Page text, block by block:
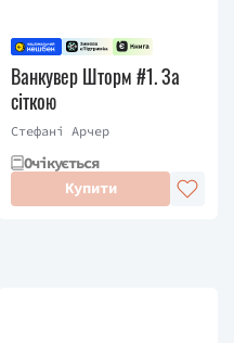
Ванкувер Шторм #1. За
сіткою
Стефані Арчер
Очікується
Купити